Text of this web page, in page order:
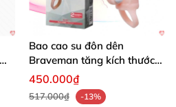
Bao cao su đôn dên
Braveman tăng kích thước
rung mạnh đeo quai
450.000₫
517.000₫
-13%